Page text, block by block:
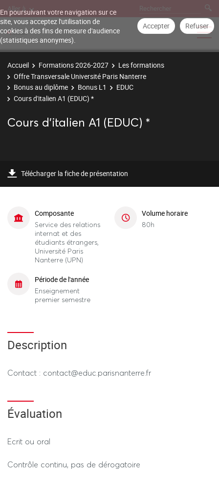
En poursuivant votre navigation sur ce
site, vous acceptez l'utilisation de
cookies à des fins de mesure d'audience
(statistiques anonymes).
Accepter Refuser
Aller à
Accueil Formations 2026-2027
Les formations
Offre Transversale Université Paris Nanterre
Bonus au diplôme
Bonus L1
EDUC
Cours d'italien A1 (EDUC) *
Cours d'italien A1 (EDUC) *
Télécharger la fiche de présentation
Composante
Service des relations
internat et des
étudiants étrangers,
Université Paris
Nanterre (UPN)
Volume horaire
80h
Période de l'année
Enseignement
premier semestre
Description
Contact : contact@educ.parisnanterre.fr
Évaluation
Ecrit ou oral
Contrôle continu, pas de dérogatoire